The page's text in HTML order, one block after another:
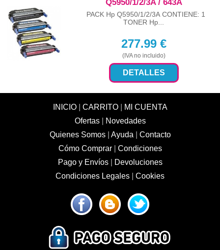
Q5950/1/2/3A / 643A
PACK Hp Q5950/1/2/3A CONTIENE: 1
TONER Hp...
277.99€
(IVA no incluido)
DETALLES
INICIO| CARRITO|
MI CUENTA
Ofertas|
Novedades
Quienes Somos| Ayuda
Contacto
Cómo Comprar| Condiciones
Pago y Envíos|
Devoluciones
Condiciones Legales
Cookies